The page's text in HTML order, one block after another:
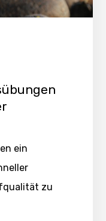
ein
zu